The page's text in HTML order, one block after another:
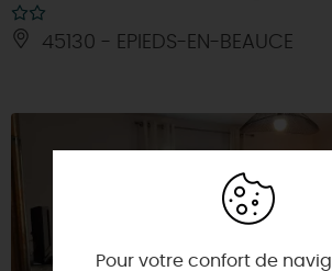
45130 - EPIEDS-EN-BEAUCE
Pour votre confort de